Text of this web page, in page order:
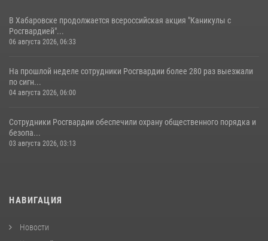
В Хабаровске продолжается всероссийская акция "Каникулы с
Росгвардией"...
06 августа 2026, 06:33
На прошлой неделе сотрудники Росгвардии более 280 раз выезжали
по сигн...
04 августа 2026, 06:00
Сотрудники Росгвардии обеспечили охрану общественного порядка и
безопа...
03 августа 2026, 03:13
НАВИГАЦИЯ
Новости